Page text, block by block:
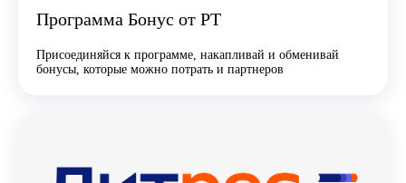
Программа Бонус от РТ
Присоединяйся к программе, накапливай и обменивай
бонусы, которые можно потрать и партнеров